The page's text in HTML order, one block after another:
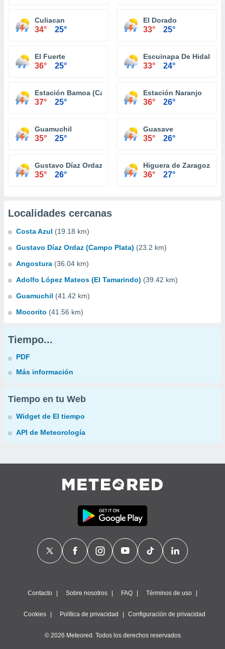
Culiacan
34° 25°
El Dorado
33° 25°
El Fuerte
36° 25°
Escuinapa De Hidalgo
33° 24°
Estación Bamoa (Campo Wilson)
37° 25°
Estación Naranjo
36° 26°
Guamuchil
35° 25°
Guasave
35° 26°
Gustavo Díaz Ordaz (El Carrizo)
35° 26°
Higuera de Zaragoza
36° 27°
Localidades cercanas
Costa Azul (19.18 km)
Gustavo Díaz Ordaz (Campo Plata) (23.2 km)
Angostura (36.04 km)
Adolfo López Mateos (El Tamarindo) (39.42 km)
Guamuchil (41.42 km)
Mocorito (41.56 km)
Tiempo...
PDF
Más información
Tiempo en tu Web
Widget de El tiempo
API de Meteorología
Contacto Sobre nosotros FAQ Términos de uso
Cookies Política de privacidad Configuración de privacidad
© 2026 Meteored. Todos los derechos reservados